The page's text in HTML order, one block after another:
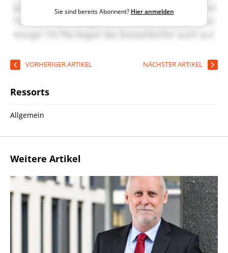
Sie sind bereits Abonnent? Hier anmelden
VORHERIGER ARTIKEL NÄCHSTER ARTIKEL
Ressorts
Allgemein
Weitere Artikel